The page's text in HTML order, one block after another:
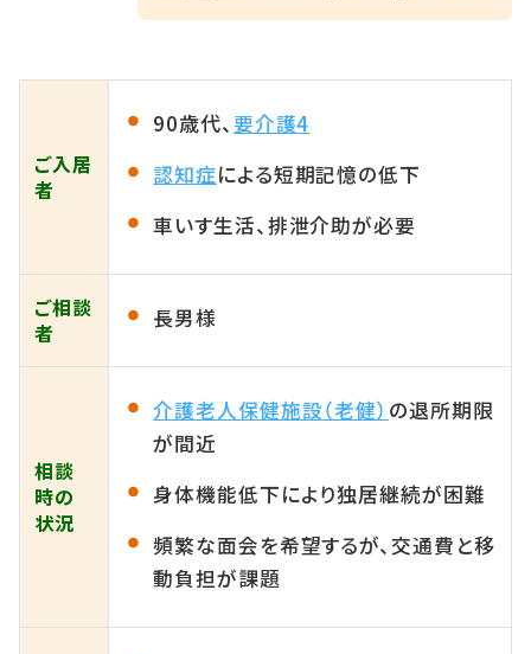
ご入居
者
90歳代、要介護4
認知症による短期記憶の低下
車いす生活、排泄介助が必要
ご相談
者
長男様
相談
時の
状況
介護老人保健施設（老健） の退所期限
が間近
身体機能低下により独居継続が困難
頻繁な面会を希望するが、交通費と移
動負担が課題